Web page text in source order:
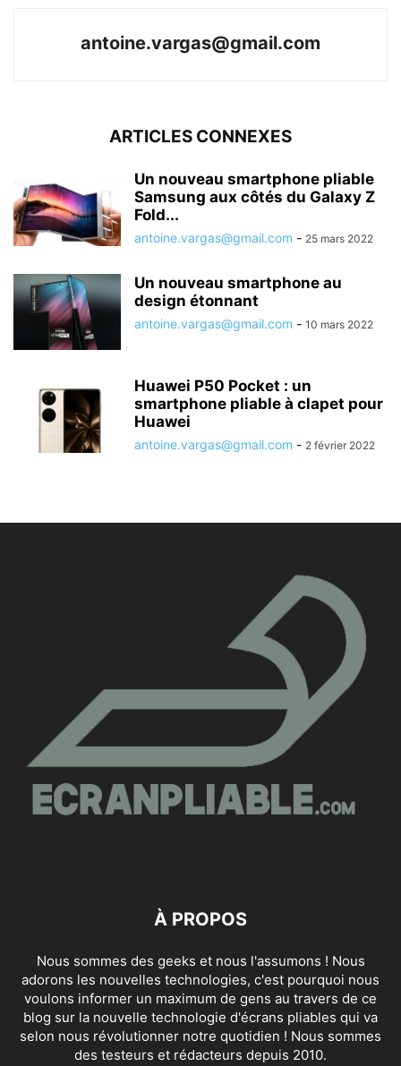
antoine.vargas@gmail.com
ARTICLES CONNEXES
Un nouveau smartphone pliable
Samsung aux côtés du Galaxy Z
Fold...
antoine.vargas@gmail.com - 25 mars 2022
Un nouveau smartphone au
design étonnant
antoine.vargas@gmail.com - 10 mars 2022
Huawei P50 Pocket : un
smartphone pliable à clapet pour
Huawei
antoine.vargas@gmail.com - 2 février 2022
À PROPOS
Nous sommes des geeks et nous l'assumons ! Nous
adorons les nouvelles technologies, c'est pourquoi nous
voulons informer un maximum de gens au travers de ce
blog sur la nouvelle technologie d'écrans pliables qui va
selon nous révolutionner notre quotidien ! Nous sommes
des testeurs et rédacteurs depuis 2010.